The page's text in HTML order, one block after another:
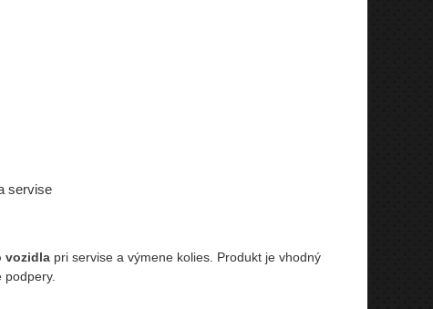
servise
vozidlapri servise a výmene kolies. Produkt je vhodný